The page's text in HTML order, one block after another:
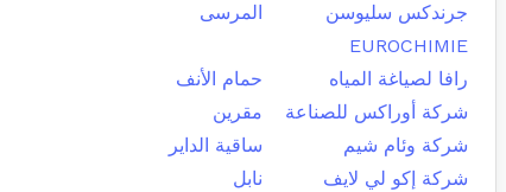
جرندكس سليوسن
المرسى
EUROCHIMIE
رافا لصياغة المياه
حمام الأنف
شركة أوراكس للصناعة
مقرين
شركة وئام شيم
ساقية الداير
شركة إكو لي لايف
نابل